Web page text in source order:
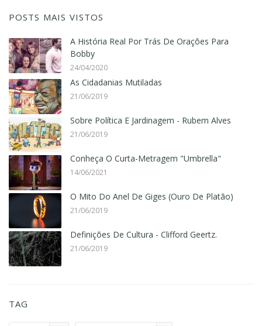
POSTS MAIS VISTOS
A História Real Por Trás De Orações Para
Bobby
24/04/2020
As Cidadanias Mutiladas
21/06/2019
Sobre Política E Jardinagem - Rubem Alves
21/06/2019
Conheça O Curta-Metragem "Umbrella"
14/06/2021
O Mito Do Anel De Giges (Ouro De Platão)
21/06/2019
Definições De Cultura - Clifford Geertz.
21/06/2019
TAG